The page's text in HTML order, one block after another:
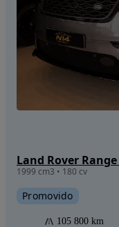
1999 cm3 • 180 cv
Promovido
105 800 km